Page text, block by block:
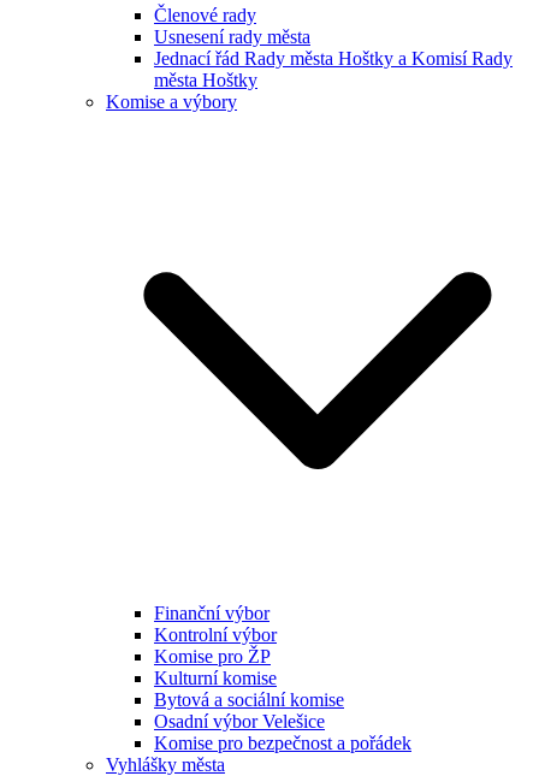
Členové rady
Usnesení rady města
Jednací řád Rady města Hoštky a Komisí Rady
města Hoštky
Komise a výbory
Finanční výbor
Kontrolní výbor
Komise pro ŽP
Kulturní komise
Bytová a sociální komise
Osadní výbor Velešice
Komise pro bezpečnost a pořádek
Vyhlášky města